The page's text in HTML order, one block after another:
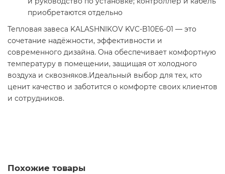
приобретаются отдельно
Тепловая завеса KALASHNIKOV KVС-B10E6-01 — это
сочетание надёжности, эффективности и
современного дизайна. Она обеспечивает комфортную
температуру в помещении, защищая от холодного
воздуха и сквозняков.Идеальный выбор для тех, кто
ценит качество и заботится о комфорте своих клиентов
и сотрудников.
Похожие товары